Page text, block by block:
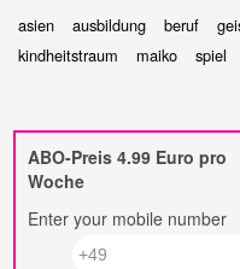
asien ausbildung beruf
kindheitstraum
maiko spiel
ABO-Preis 4.99 Euro pro
Woche
Enter your mobile number